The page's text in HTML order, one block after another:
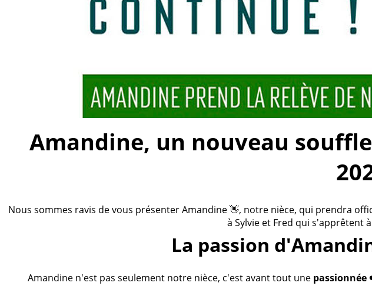
Amandine, un nouveau
Nous sommes ravis de vous présenter Amandine 👋, notre nièce, qui prendra
à Sylvie et Fred qui
La passion
Amandine n'est pas seulement notre nièce, c'est avant tout une passionnée